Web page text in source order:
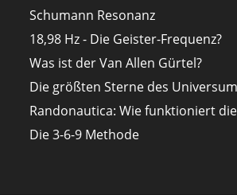
Schumann Resonanz
18,98 Hz - Die Geister-Frequenz?
Was ist der Van Allen Gürtel?
Die größten Sterne des
Randonautica: Wie funktioniert
Die 3-6-9 Methode